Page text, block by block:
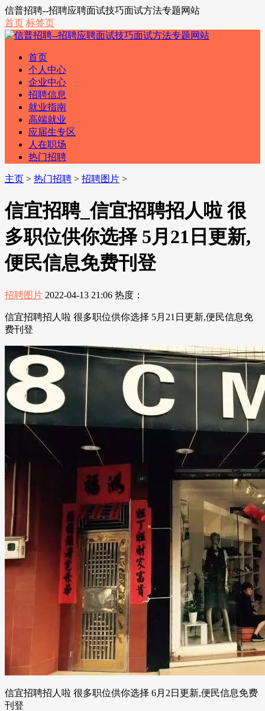
信普招聘--招聘应聘面试技巧面试方法专题网站
首页 标签页
首页
个人中心
企业中心
招聘信息
就业指南
高端就业
应届生专区
人在职场
热门招聘
主页 > 热门招聘 > 招聘图片 >
信宜招聘_信宜招聘招人啦 很
多职位供你选择 5月21日更新,
便民信息免费刊登
招聘图片 2022-04-13 21:06 热度：
信宜招聘招人啦 很多职位供你选择 5月21日更新,便民信息免
费刊登
信宜招聘招人啦 很多职位供你选择 6月2日更新,便民信息免费
刊登